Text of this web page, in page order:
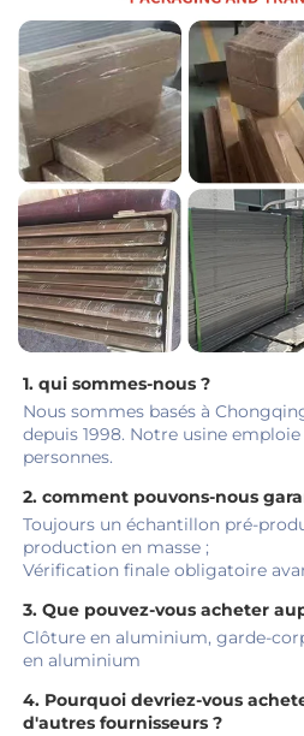
1. qui sommes-nous ?
Nous sommes basés à
depuis 1998. Notre usine emploie
personnes.
2. comment pouvons-nous
Toujours un échantillon pré-
production en masse ;
Vérification finale obligatoire
3. Que pouvez-vous acheter
Clôture en aluminium, garde-
en aluminium
4. Pourquoi devriez-vous
d'autres fournisseurs ?